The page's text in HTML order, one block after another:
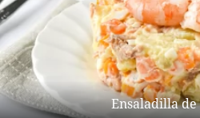
Ensaladilla de